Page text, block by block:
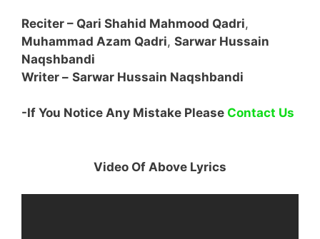
Reciter – Qari Shahid Mahmood Qadri,
Muhammad Azam Qadri, Sarwar Hussain
Naqshbandi
Writer – Sarwar Hussain Naqshbandi
-If You Notice Any Mistake Please Contact Us
Video Of Above Lyrics